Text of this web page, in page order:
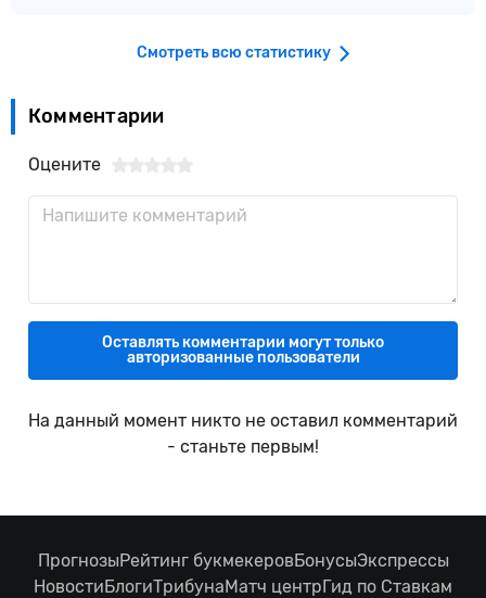
Смотреть всю статистику
Комментарии
Оцените
Оставлять комментарии могут только
авторизованные пользователи
На данный момент никто не оставил комментарий
- станьте первым!
ПрогнозыРейтинг букмекеровБонусыЭкспрессы
НовостиБлогиТрибунаМатч центрГид по Ставкам